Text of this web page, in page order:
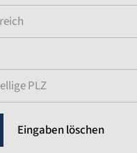
PLZ
Eingaben löschen